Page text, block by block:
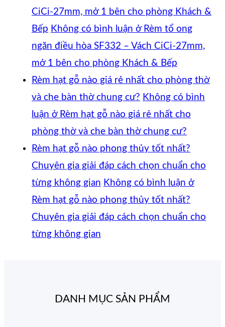
CiCi-27mm, mở 1 bên cho phòng Khách &
Bếp Không có bình luận ở Rèm tổ ong
ngăn điều hòa SF332 – Vách CiCi-27mm,
mở 1 bên cho phòng Khách & Bếp
Rèm hạt gỗ nào giá rẻ nhất cho phòng thờ
và che bàn thờ chung cư? Không có bình
luận ở Rèm hạt gỗ nào giá rẻ nhất cho
phòng thờ và che bàn thờ chung cư?
Rèm hạt gỗ nào phong thủy tốt nhất?
Chuyên gia giải đáp cách chọn chuẩn cho
từng không gian Không có bình luận ở
Rèm hạt gỗ nào phong thủy tốt nhất?
Chuyên gia giải đáp cách chọn chuẩn cho
từng không gian
DANH MỤC SẢN PHẨM